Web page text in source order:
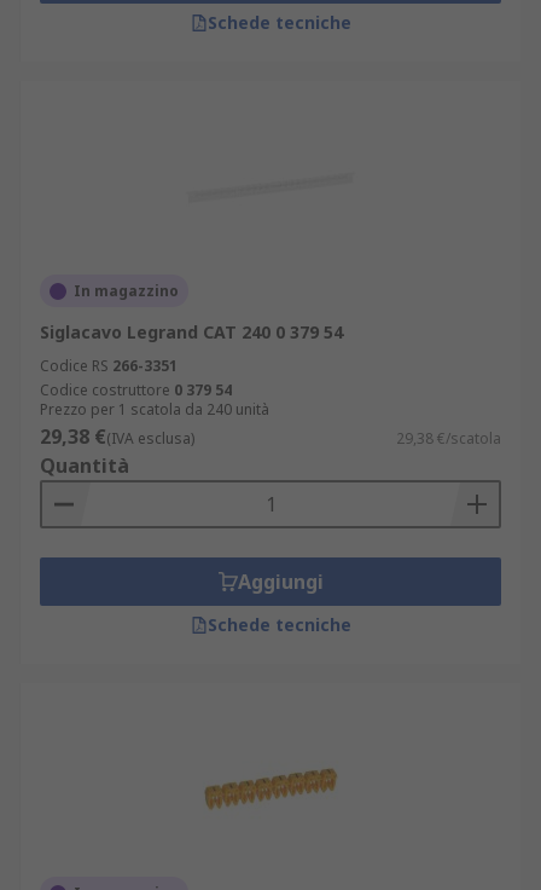
Schede tecniche
In magazzino
Siglacavo Legrand CAT 240 0 379 54
Codice RS 266-3351
Codice costruttore 0 379 54
Prezzo per 1 scatola da 240 unità
29,38 €(IVA esclusa) 29,38 €/scatola
Quantità
Aggiungi
Schede tecniche